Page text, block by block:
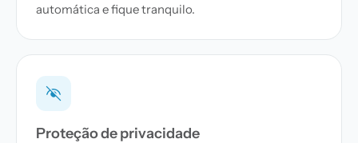
automática e fique tranquilo.
Proteção de privacidade